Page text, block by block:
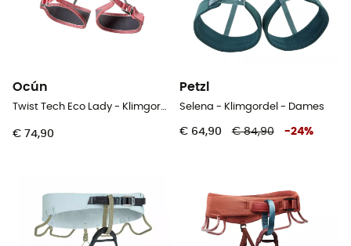
Ocún
Twist Tech Eco Lady - Klimgordel - Dames
€ 74,90
Petzl
Selena - Klimgordel - Dames
€ 64,90 € 84,90 -24%